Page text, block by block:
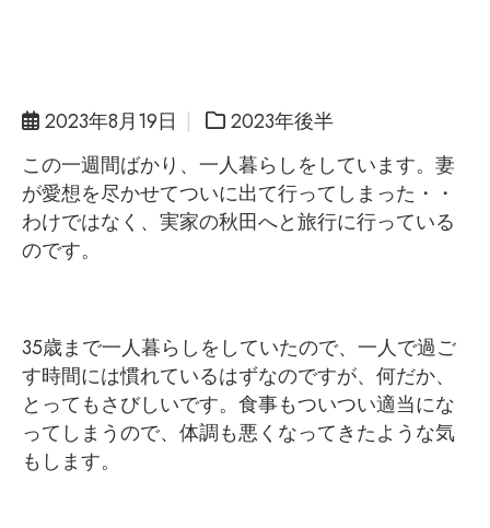
2023年8月19日
2023年後半
この一週間ばかり、一人暮らしをしています。妻
が愛想を尽かせてついに出て行ってしまった・・
わけではなく、実家の秋田へと旅行に行っている
のです。
35歳まで一人暮らしをしていたので、一人で過ご
す時間には慣れているはずなのですが、何だか、
とってもさびしいです。食事もついつい適当にな
ってしまうので、体調も悪くなってきたような気
もします。